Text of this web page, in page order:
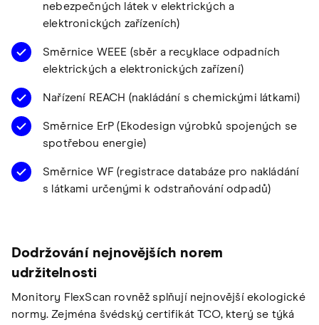
nebezpečných látek v elektrických a
elektronických zařízeních)
Směrnice WEEE (sběr a recyklace odpadních
elektrických a elektronických zařízení)
Nařízení REACH (nakládání s chemickými látkami)
Směrnice ErP (Ekodesign výrobků spojených se
spotřebou energie)
Směrnice WF (registrace databáze pro nakládání
s látkami určenými k odstraňování odpadů)
Dodržování nejnovějších norem
udržitelnosti
Monitory FlexScan rovněž splňují nejnovější ekologické
normy. Zejména švédský certifikát TCO, který se týká